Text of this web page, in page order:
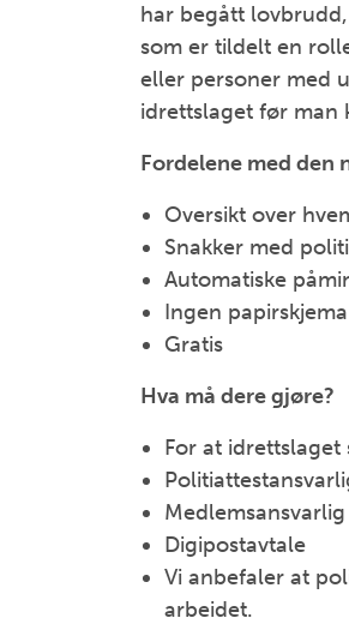
har begått
som er tildelt en
eller personer med
idrettslaget før man
Fordelene med den
Oversikt over
Snakker med
Automatiske
Ingen papirskjema
Gratis
Hva må dere gjøre?
For at
Digipostavtale
Vi anbefaler at
arbeidet.